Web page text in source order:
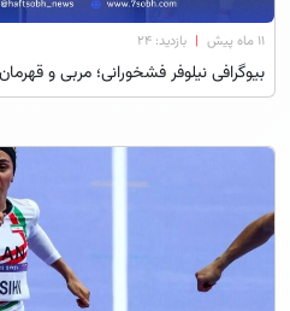
۱۱ ماه پیش | بازدید: 24
بیوگرافی نیلوفر فشخورانی؛ مربی و